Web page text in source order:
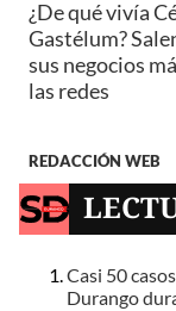
¿De qué vivía
Gastélum?
sus negocios
las redes
REDACCIÓN WEB
Casi 50
Durango